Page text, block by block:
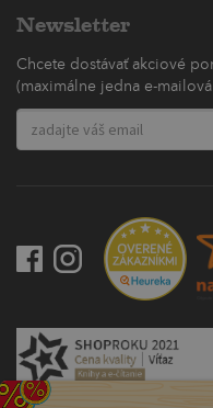
Newsletter
Chcete dostávať akciové
(maximálne jedna e-